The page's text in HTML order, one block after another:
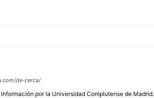
de-cerca/
por la Universidad Complutense de Madrid.